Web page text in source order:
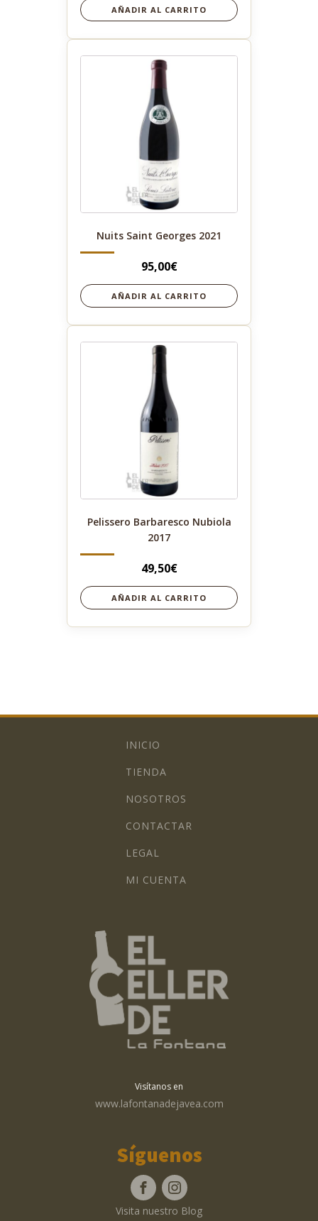
AÑADIR AL CARRITO
Nuits Saint Georges 2021
95,00€
AÑADIR AL CARRITO
Pelissero Barbaresco Nubiola
2017
49,50€
AÑADIR AL CARRITO
INICIO
TIENDA
NOSOTROS
CONTACTAR
LEGAL
MI CUENTA
Visítanos en
www.lafontanadejavea.com
Síguenos
Visita nuestro Blog